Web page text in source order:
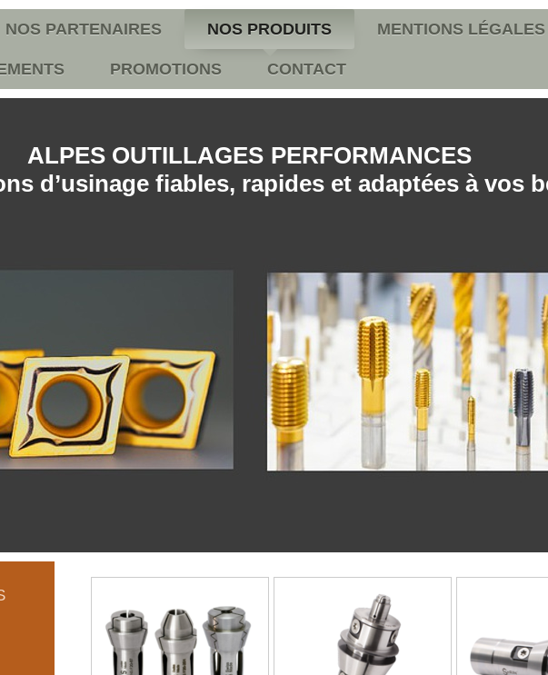
NOS PARTENAIRES NOS PRODUITS MENTIONS LÉGALES
PROMOTIONS CONTACT
ALPES OUTILLAGES PERFORMANCES
d’usinage fiables, rapides et adaptées à vos